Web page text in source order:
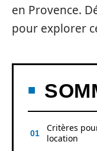
en Provence.
pour explorer
Critères
location